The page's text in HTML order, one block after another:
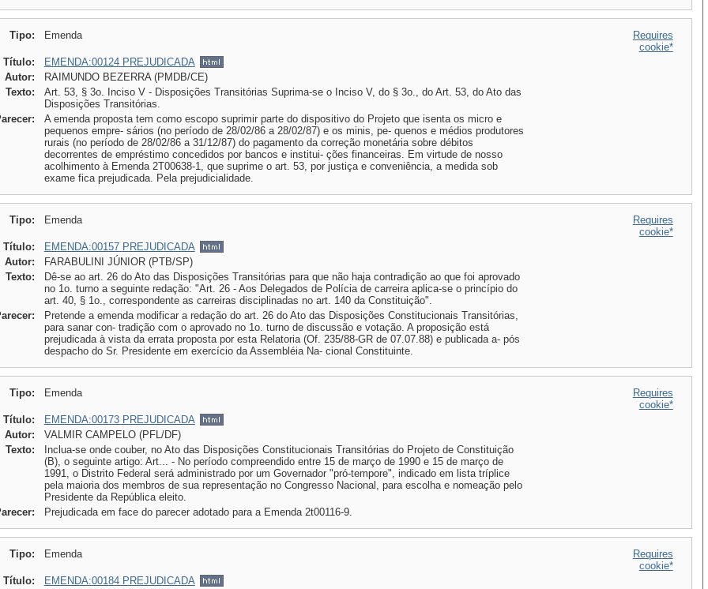
Tipo: Emenda
Requires
cookie*
Título:
EMENDA:00124 PREJUDICADA
Autor:
RAIMUNDO BEZERRA (PMDB/CE)
Texto:
Art. 53, § 3o. Inciso V - Disposições Transitórias Suprima-se o Inciso V, do § 3o., do Art. 53, do Ato das
Disposições Transitórias.
A emenda proposta tem como escopo suprimir parte do dispositivo do Projeto que isenta os micro e
pequenos empre- sários (no período de 28/02/86 a 28/02/87) e os minis, pe- quenos e médios produtores
rurais (no período de 28/02/86 a 31/12/87) do pagamento da correção monetária sobre débitos
decorrentes de empréstimo concedidos por bancos e institui- ções financeiras. Em virtude de nosso
acolhimento à Emenda 2T00638-1, que suprime o art. 53, por justiça e conveniência, a medida sob
exame fica prejudicada. Pela prejudicialidade.
Tipo: Emenda
Requires
cookie*
Título:
EMENDA:00157 PREJUDICADA
Autor:
FARABULINI JÚNIOR (PTB/SP)
Texto:
Dê-se ao art. 26 do Ato das Disposições Transitórias para que não haja contradição ao que foi aprovado
no 1o. turno a seguinte redação: "Art. 26 - Aos Delegados de Polícia de carreira aplica-se o princípio do
art. 40, § 1o., correspondente as carreiras disciplinadas no art. 140 da Constituição".
Pretende a emenda modificar a redação do art. 26 do Ato das Disposições Constitucionais Transitórias,
para sanar con- tradição com o aprovado no 1o. turno de discussão e votação. A proposição está
prejudicada à vista da errata proposta por esta Relatoria (Of. 235/88-GR de 07.07.88) e publicada a- pós
despacho do Sr. Presidente em exercício da Assembléia Na- cional Constituinte.
Tipo: Emenda
Requires
cookie*
Título:
EMENDA:00173 PREJUDICADA
Autor:
VALMIR CAMPELO (PFL/DF)
Texto:
Inclua-se onde couber, no Ato das Disposições Constitucionais Transitórias do Projeto de Constituição
(B), o seguinte artigo: Art... - No período compreendido entre 15 de março de 1990 e 15 de março de
1991, o Distrito Federal será administrado por um Governador "pró-tempore", indicado em lista tríplice
pela maioria dos membros de sua representação no Congresso Nacional, para escolha e nomeação pelo
Presidente da República eleito.
Prejudicada em face do parecer adotado para a Emenda 2t00116-9.
Tipo: Emenda
Requires
cookie*
Título:
EMENDA:00184 PREJUDICADA